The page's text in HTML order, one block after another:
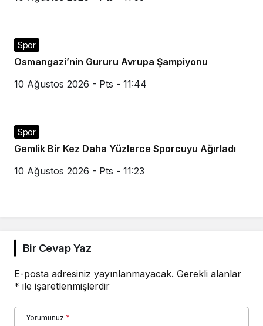
Spor
Osmangazi’nin Gururu Avrupa Şampiyonu
10 Ağustos 2026 - Pts - 11:44
Spor
Gemlik Bir Kez Daha Yüzlerce Sporcuyu Ağırladı
10 Ağustos 2026 - Pts - 11:23
Bir Cevap Yaz
E-posta adresiniz yayınlanmayacak. Gerekli alanlar
* ile işaretlenmişlerdir
Yorumunuz *